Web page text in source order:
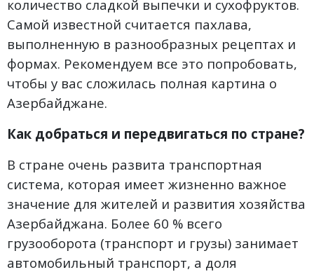
количество сладкой выпечки и сухофруктов.
Самой известной считается пахлава,
выполненную в разнообразных рецептах и
формах. Рекомендуем все это попробовать,
чтобы у вас сложилась полная картина о
Азербайджане.
Как добраться и передвигаться по стране?
В стране очень развита транспортная
система, которая имеет жизненно важное
значение для жителей и развития хозяйства
Азербайджана. Более 60 % всего
грузооборота (транспорт и грузы) занимает
автомобильный транспорт, а доля